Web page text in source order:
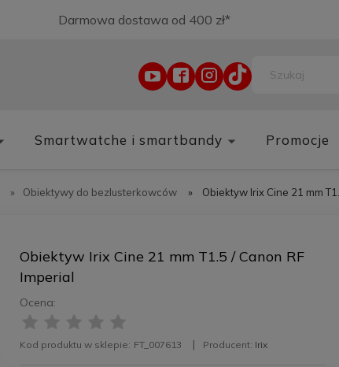
Darmowa dostawa od 400 zł*
Smartwatche i smartbandy Promocje
» Obiektywy do bezlusterkowców » Obiektyw Irix Cine 21 mm
Obiektyw Irix Cine 21 mm T1.5 / Canon RF
Imperial
Ocena:
Kod produktu w sklepie: FT_007613 Producent: Irix